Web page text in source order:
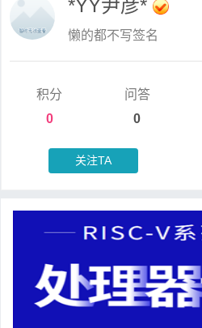
*YY尹彦*
懒的都不写签名
积分
0
问答
0
关注TA